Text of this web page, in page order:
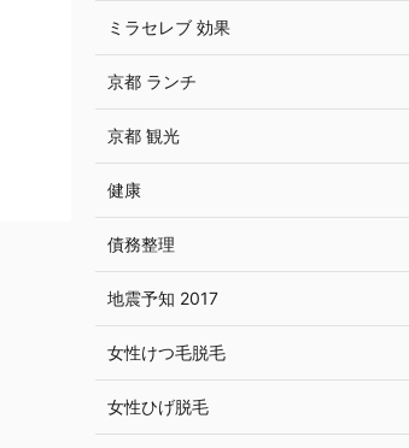
ミラセレブ 効果
京都 ランチ
京都 観光
健康
債務整理
地震予知 2017
女性けつ毛脱毛
女性ひげ脱毛